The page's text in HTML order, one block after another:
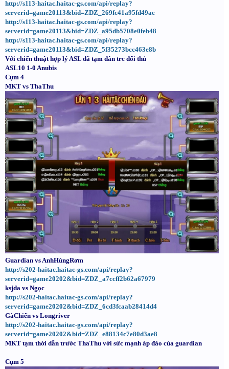
http://s113-haitac.haitac-gs.com/api/replay?
serverid=game20113&bid=ZDZ_269fc41a95fd49ac
http://s113-haitac.haitac-gs.com/api/replay?
serverid=game20113&bid=ZDZ_a95db5708e0feb48
http://s113-haitac.haitac-gs.com/api/replay?
serverid=game20113&bid=ZDZ_5f35273bcc463e8b
Với chiến thuật hợp lý ASL đã tạm dẫn trc đối thủ
ASL10 1-0 Anubis
Cụm 4
MKT vs ThaThu
Guardian vs AnhHùngRơm
http://s202-haitac.haitac-gs.com/api/replay?
serverid=game20202&bid=ZDZ_a7ccff2b62a67979
ksjda vs Ngọc
http://s202-haitac.haitac-gs.com/api/replay?
serverid=game20202&bid=ZDZ_6cd3fcaab28414d4
GàChiến vs Longriver
http://s202-haitac.haitac-gs.com/api/replay?
serverid=game20202&bid=ZDZ_e88134c7e80d3ae8
MKT tạm thời dẫn trước ThaThu với sức mạnh áp đảo của guardian
Cụm 5